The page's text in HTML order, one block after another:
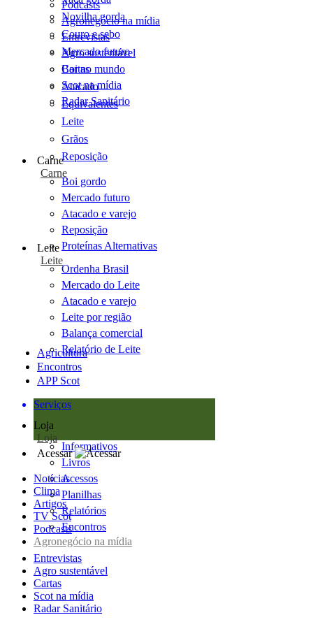
Podcasts
Agronegócio na mídia
Entrevistas
Agro sustentável
Cartas
Scot na mídia
Radar Sanitário
Novilha gorda
Couro e sebo
Mercado futuro
Boi no mundo
Atacado
Equivalentes
Leite
Grãos
Reposição
Carne
Carne
Boi gordo
Mercado futuro
Atacado e varejo
Reposição
Proteínas Alternativas
Leite
Leite
Ordenha Brasil
Mercado do Leite
Atacado e varejo
Leite por região
Balança comercial
Relatório de Leite
Agricultura
Encontros
APP Scot
Serviços
Loja
Loja
Informativos
Livros
Acessos
Planilhas
Relatórios
Encontros
Acessar
Notícias
Clima
Artigos
TV Scot
Podcasts
Agronegócio na mídia
Entrevistas
Agro sustentável
Cartas
Scot na mídia
Radar Sanitário